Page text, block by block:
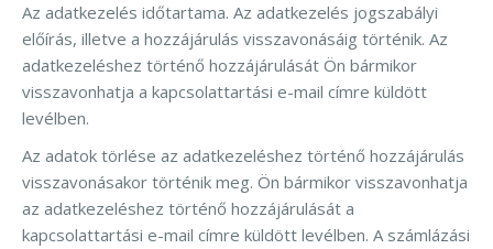
Az adatkezelés időtartama. Az adatkezelés jogszabályi
előírás, illetve a hozzájárulás visszavonásáig történik. Az
adatkezeléshez történő hozzájárulását Ön bármikor
visszavonhatja a kapcsolattartási e-mail címre küldött
levélben.
Az adatok törlése az adatkezeléshez történő hozzájárulás
visszavonásakor történik meg. Ön bármikor visszavonhatja
az adatkezeléshez történő hozzájárulását a
kapcsolattartási e-mail címre küldött levélben. A számlázási